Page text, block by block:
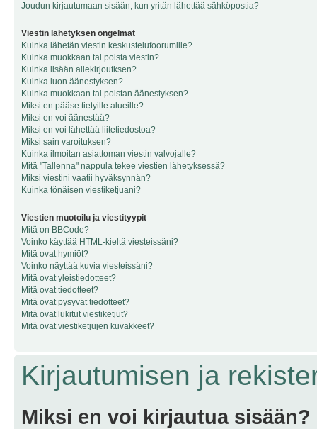
Joudun kirjautumaan sisään, kun yritän lähettää sähköpostia?
Viestin lähetyksen ongelmat
Kuinka lähetän viestin keskustelufoorumille?
Kuinka muokkaan tai poista viestin?
Kuinka lisään allekirjoutksen?
Kuinka luon äänestyksen?
Kuinka muokkaan tai poistan äänestyksen?
Miksi en pääse tietyille alueille?
Miksi en voi äänestää?
Miksi en voi lähettää liitetiedostoa?
Miksi sain varoituksen?
Kuinka ilmoitan asiattoman viestin valvojalle?
Mitä "Tallenna" nappula tekee viestien lähetyksessä?
Miksi viestini vaatii hyväksynnän?
Kuinka tönäisen viestiketjuani?
Viestien muotoilu ja viestityypit
Mitä on BBCode?
Voinko käyttää HTML-kieltä viesteissäni?
Mitä ovat hymiöt?
Voinko näyttää kuvia viesteissäni?
Mitä ovat yleistiedotteet?
Mitä ovat tiedotteet?
Mitä ovat pysyvät tiedotteet?
Mitä ovat lukitut viestiketjut?
Mitä ovat viestiketjujen kuvakkeet?
Kirjautumisen ja
Miksi en voi kirjautua sisään?